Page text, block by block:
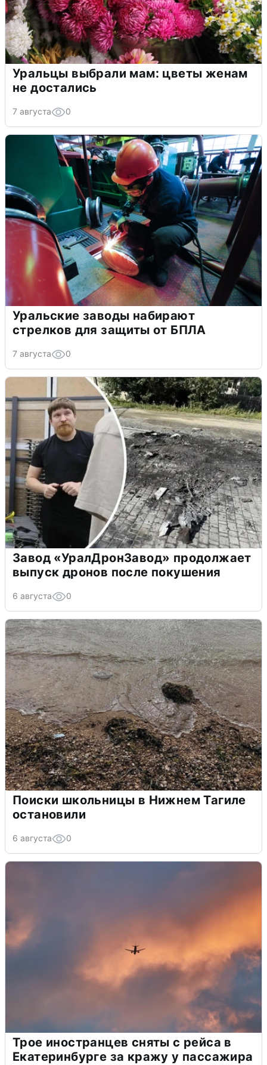
Уральцы выбрали мам: цветы женам
не достались
7 августа 0
Уральские заводы набирают
стрелков для защиты от БПЛА
7 августа 0
Завод «УралДронЗавод» продолжает
выпуск дронов после покушения
6 августа 0
Поиски школьницы в Нижнем Тагиле
остановили
6 августа 0
Трое иностранцев сняты с рейса в
Екатеринбурге за кражу у пассажира